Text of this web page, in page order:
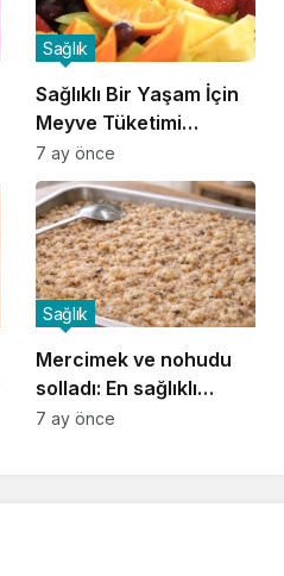
Sağlıklı Bir Yaşam İçin
Meyve Tüketimi
Rehberi
Sağlık
7 ay önce
Mercimek ve nohudu
solladı: En sağlıklı
baklagil börülce
Sağlık
7 ay önce